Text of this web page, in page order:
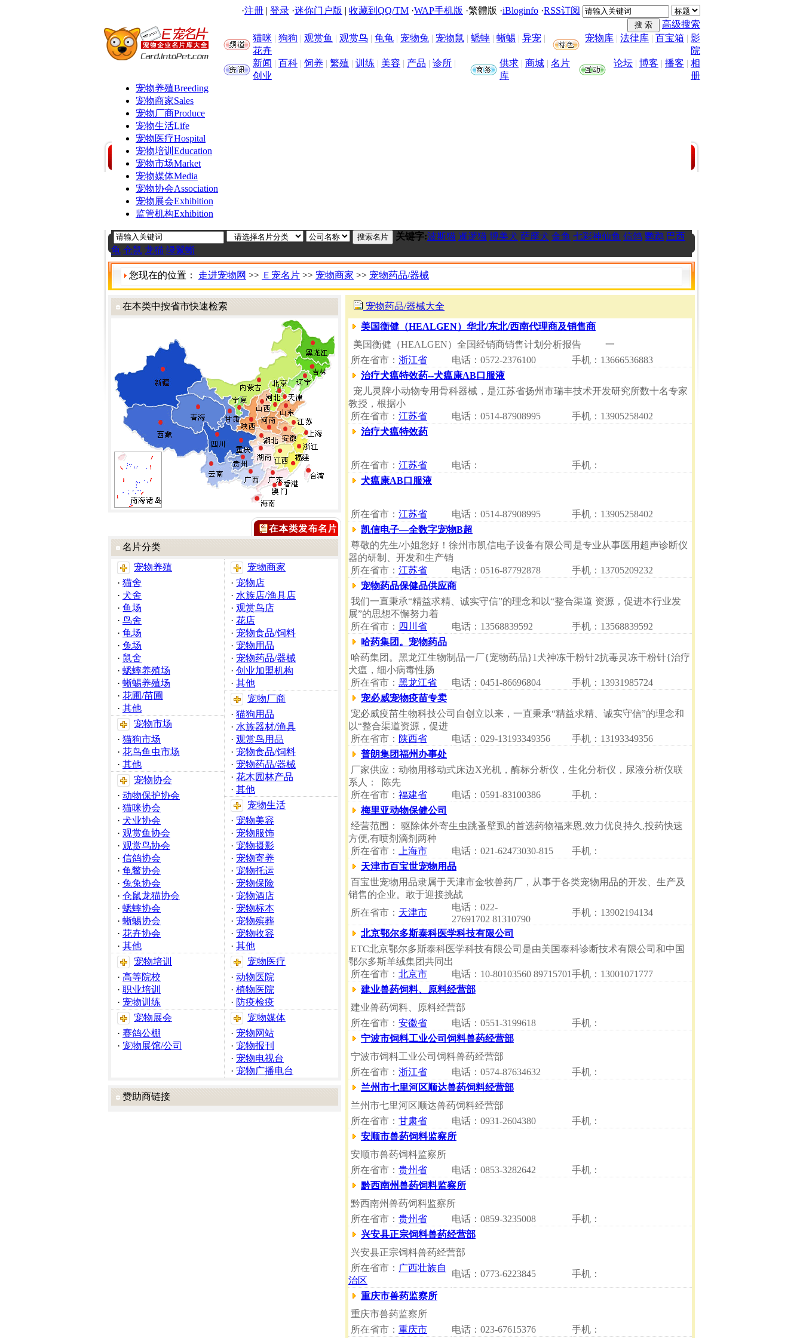
·注册 | 登录 ·迷你门户版 | 收藏到QQ/TM ·WAP手机版 ·繁體版 ·iBloginfo ·RSS订阅
高级搜索
猫咪 | 狗狗 | 观赏鱼 | 观赏鸟 | 龟龟 | 宠物兔 | 宠物鼠 | 蟋蟀 | 蜥蜴 | 异宠 |
花卉
宠物库 | 法律库 | 百宝箱 | 影
院
新闻 | 百科 | 饲养 | 繁殖 | 训练 | 美容 | 产品 | 诊所 |
创业
供求 | 商城 | 名片
库
论坛 | 博客 | 播客 | 相
册
宠物养殖Breeding
宠物商家Sales
宠物厂商Produce
宠物生活Life
宠物医疗Hospital
宠物培训 Education
宠物市场Market
宠物媒体Media
宠物协会Association
宠物展会Exhibition
监管机构Exhibition
关键字:波斯猫 暹逻猫 博美犬 萨摩犬 金鱼 七彩神仙鱼 信鸽 鹦鹉 巴西
龟 仓鼠 龙猫 绿鬣蜥
您现在的位置： 走进宠物网 >> Ｅ宠名片 >> 宠物商家 >> 宠物药品/器械
在本类中按省市快速检索
名片分类
宠物养殖
· 猫舍
· 犬舍
· 鱼场
· 鸟舍
· 龟场
· 兔场
· 鼠舍
· 蟋蟀养殖场
· 蜥蜴养殖场
· 花圃/苗圃
· 其他
宠物市场
· 猫狗市场
· 花鸟鱼虫市场
· 其他
宠物协会
· 动物保护协会
· 猫咪协会
· 犬业协会
· 观赏鱼协会
· 观赏鸟协会
· 信鸽协会
· 龟鳖协会
· 兔兔协会
· 仓鼠龙猫协会
· 蟋蟀协会
· 蜥蜴协会
· 花卉协会
· 其他
宠物培训
· 高等院校
· 职业培训
· 宠物训练
宠物展会
· 赛鸽公棚
· 宠物展馆/公司
宠物商家
· 宠物店
· 水族店/渔具店
· 观赏鸟店
· 花店
· 宠物食品/饲料
· 宠物用品
· 宠物药品/器械
· 创业加盟机构
· 其他
宠物厂商
· 猫狗用品
· 水族器材/渔具
· 观赏鸟用品
· 宠物食品/饲料
· 宠物药品/器械
· 花木园林产品
· 其他
宠物生活
· 宠物美容
· 宠物服饰
· 宠物摄影
· 宠物寄养
· 宠物托运
· 宠物保险
· 宠物酒店
· 宠物标本
· 宠物殡葬
· 宠物收容
· 其他
宠物医疗
· 动物医院
· 植物医院
· 防疫检疫
宠物媒体
· 宠物网站
· 宠物报刊
· 宠物电视台
· 宠物广播电台
赞助商链接
宠物药品/器械大全
美国衡健（HEALGEN）华北/东北/西南代理商及销售商
美国衡健（HEALGEN）全国经销商销售计划分析报告 一
所在省市： 浙江省 电话：0572-2376100
手机：13666536883
治疗犬瘟特效药--犬瘟康AB口服液
宠儿灵牌小动物专用骨科器械，是江苏省扬州市瑞丰技术开发研究所数十名专家
教授，根据小
所在省市： 江苏省 电话：0514-87908995
手机：13905258402
治疗犬瘟特效药
所在省市： 江苏省 电话：
手机：
犬瘟康AB口服液
所在省市： 江苏省 电话：0514-87908995
手机：13905258402
凯信电子—全数字宠物B超
尊敬的先生/小姐您好！徐州市凯信电子设备有限公司是专业从事医用超声诊断仪
器的研制、开发和生产销
所在省市： 江苏省 电话：0516-87792878
手机：13705209232
宠物药品保健品供应商
我们一直秉承“精益求精、诚实守信”的理念和以“整合渠道 资源，促进本行业发
展”的思想不懈努力着
所在省市： 四川省 电话：13568839592
手机：13568839592
哈药集团。宠物药品
哈药集团。黑龙江生物制品一厂{宠物药品}1犬神冻干粉针2抗毒灵冻干粉针{治疗
犬瘟，细小病毒性肠
所在省市： 黑龙江省 电话：0451-86696804
手机：13931985724
宠必威宠物疫苗专卖
宠必威疫苗生物科技公司自创立以来，一直秉承“精益求精、诚实守信”的理念和
以“整合渠道资源，促进
所在省市： 陕西省 电话：029-13193349356
手机：13193349356
普朗集团福州办事处
厂家供应：动物用移动式床边X光机，酶标分析仪，生化分析仪，尿液分析仪联
系人： 陈先
所在省市： 福建省 电话：0591-83100386
手机：
梅里亚动物保健公司
经营范围： 驱除体外寄生虫跳蚤壁虱的首选药物福来恩,效力优良持久,投药快速
方便,有喷剂滴剂两种
所在省市：
上海市 电话：021-62473030-815
手机：
天津市百宝世宠物用品
百宝世宠物用品隶属于天津市金牧兽药厂，从事于各类宠物用品的开发、生产及
销售的企业。敢于迎接挑战
所在省市： 天津市
电话：022-
27691702 81310790
手机：13902194134
北京鄂尔多斯泰科医学科技有限公司
ETC北京鄂尔多斯泰科医学科技有限公司是由美国泰科诊断技术有限公司和中国
鄂尔多斯羊绒集团共同出
所在省市： 北京市 电话：10-80103560 89715701手机：13001071777
建业兽药饲料、原料经营部
建业兽药饲料、原料经营部
所在省市： 安徽省 电话：0551-3199618
手机：
宁波市饲料工业公司饲料兽药经营部
宁波市饲料工业公司饲料兽药经营部
所在省市： 浙江省 电话：0574-87634632
手机：
兰州市七里河区顺达兽药饲料经营部
兰州市七里河区顺达兽药饲料经营部
所在省市： 甘肃省 电话：0931-2604380
手机：
安顺市兽药饲料监察所
安顺市兽药饲料监察所
所在省市： 贵州省 电话：0853-3282642
手机：
黔西南州兽药饲料监察所
黔西南州兽药饲料监察所
所在省市： 贵州省 电话：0859-3235008
手机：
兴安县正宗饲料兽药经营部
兴安县正宗饲料兽药经营部
所在省市： 广西壮族自
治区
电话：0773-6223845 手机：
重庆市兽药监察所
重庆市兽药监察所
所在省市： 重庆市 电话：023-67615376 手机：